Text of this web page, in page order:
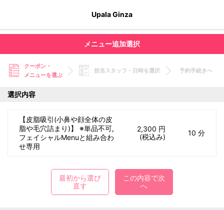
Upala Ginza
メニュー追加選択
クーポン・
メニューを選ぶ
担当スタッフ・日時を選択 予約手続きへ
選択内容
【皮脂吸引(小鼻や顔全体の皮
脂や毛穴詰まり)】 ※単品不可,
フェイシャルMenuと組み合わ
せ専用
2,300 円
(税込み)
10 分
最初から選び
直す
この内容で次
へ